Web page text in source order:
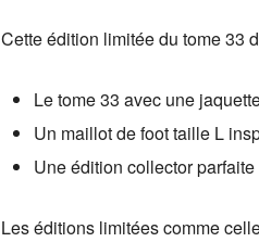
Cette édition limitée du tome 33
Le tome 33 avec une
Un maillot de foot taille L
Une édition collector
Les éditions limitées comme